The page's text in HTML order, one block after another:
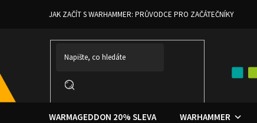
JAK ZAČÍT S WARHAMMER: PRŮVODCE PRO ZAČÁTEČNÍKY
WARMAGEDDON 20% SLEVA WARHAMMER